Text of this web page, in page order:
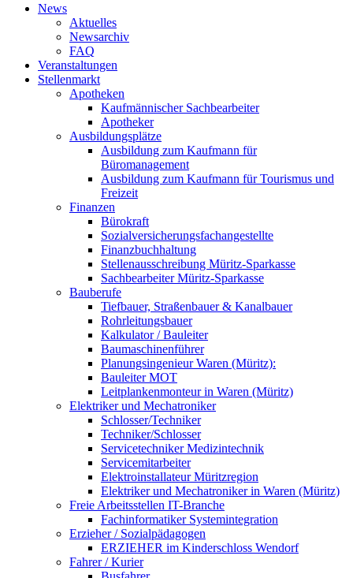
News
Aktuelles
Newsarchiv
FAQ
Veranstaltungen
Stellenmarkt
Apotheken
Kaufmännischer Sachbearbeiter
Apotheker
Ausbildungsplätze
Ausbildung zum Kaufmann für
Büromanagement
Ausbildung zum Kaufmann für Tourismus und
Freizeit
Finanzen
Bürokraft
Sozialversicherungsfachangestellte
Finanzbuchhaltung
Stellenausschreibung Müritz-Sparkasse
Sachbearbeiter Müritz-Sparkasse
Bauberufe
Tiefbauer, Straßenbauer & Kanalbauer
Rohrleitungsbauer
Kalkulator / Bauleiter
Baumaschinenführer
Planungsingenieur Waren (Müritz):
Bauleiter MOT
Leitplankenmonteur in Waren (Müritz)
Elektriker und Mechatroniker
Schlosser/Techniker
Techniker/Schlosser
Servicetechniker Medizintechnik
Servicemitarbeiter
Elektroinstallateur Müritzregion
Elektriker und Mechatroniker in Waren (Müritz)
Freie Arbeitsstellen IT-Branche
Fachinformatiker Systemintegration
Erzieher / Sozialpädagogen
ERZIEHER im Kinderschloss Wendorf
Fahrer / Kurier